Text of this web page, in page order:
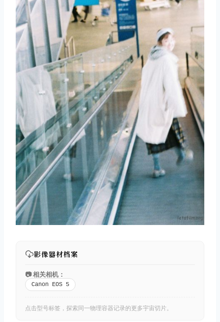
影像器材档案
📷 相关相机：
Canon EOS 5
点击型号标签，探索同一物理容器记录的更多宇宙切片。